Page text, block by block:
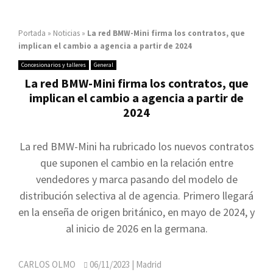
Portada » Noticias » La red BMW-Mini firma los contratos, que
implican el cambio a agencia a partir de 2024
Concesionarios y talleres General
La red BMW-Mini firma los contratos, que
implican el cambio a agencia a partir de
2024
La red BMW-Mini ha rubricado los nuevos contratos
que suponen el cambio en la relación entre
vendedores y marca pasando del modelo de
distribución selectiva al de agencia. Primero llegará
en la enseña de origen británico, en mayo de 2024, y
al inicio de 2026 en la germana.
CARLOS OLMO 06/11/2023 | Madrid